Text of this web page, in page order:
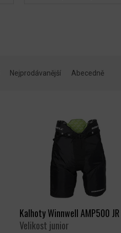
Nejprodávanější Abecedně
Kalhoty Winnwell AMP500 JR
Velikost junior